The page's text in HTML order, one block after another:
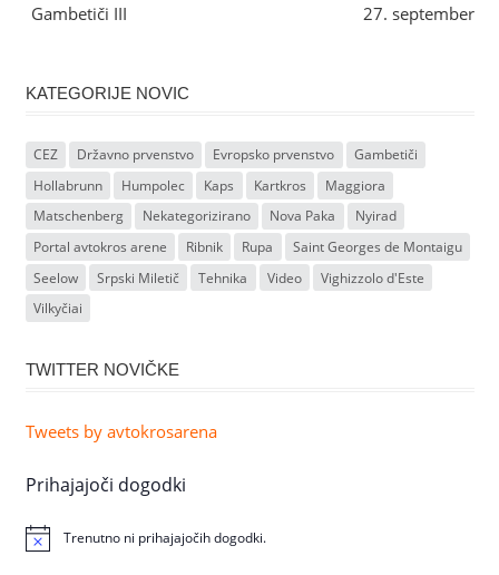
Gambetiči III
27. september
KATEGORIJE NOVIC
CEZ Državno prvenstvo Evropsko prvenstvo
Gambetiči
Hollabrunn
Humpolec Kaps Kartkros
Maggiora
Matschenberg
Nekategorizirano Nova Paka
Nyirad
Portal avtokros arene
Ribnik Rupa
Saint Georges de Montaigu
Seelow
Srpski Miletič Tehnika Video
Vighizzolo d'Este
Vilkyčiai
TWITTER NOVIČKE
Tweets by avtokrosarena
Prihajajoči dogodki
Trenutno ni prihajajočih dogodki.